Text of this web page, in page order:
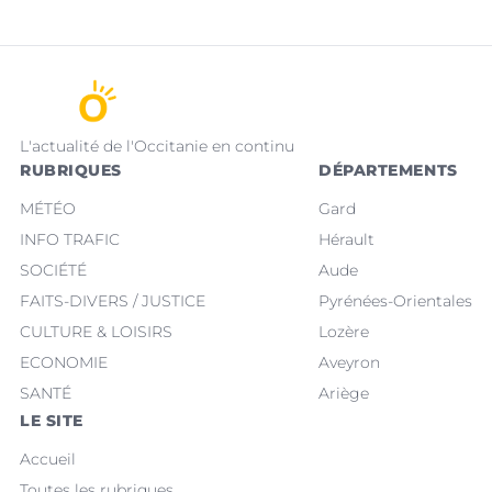
L'actualité de l'Occitanie en continu
RUBRIQUES
MÉTÉO
INFO TRAFIC
SOCIÉTÉ
FAITS-DIVERS / JUSTICE
CULTURE & LOISIRS
ECONOMIE
SANTÉ
DÉPARTEMENTS
Gard
Hérault
Aude
Pyrénées-Orientales
Lozère
Aveyron
Ariège
LE SITE
Accueil